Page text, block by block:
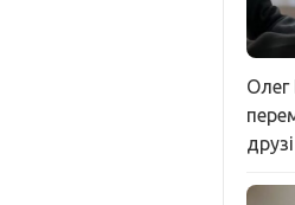
Олег